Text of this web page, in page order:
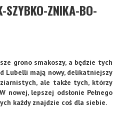
SZYBKO-ZNIKA-BO-
grono smakoszy, a będzie tych
Lubelli mają nowy, delikatniejszy
ale także tych, którzy
lepszej odsłonie Pełnego
każdy znajdzie coś dla siebie.